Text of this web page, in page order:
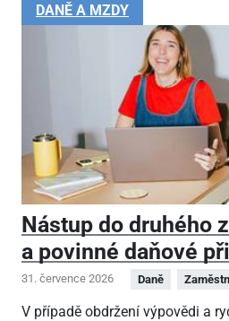
DANĚ A MZDY
Nástup do druhého
a povinné daňové
31. července 2026 Daně
V případě obdržení výpovědi a